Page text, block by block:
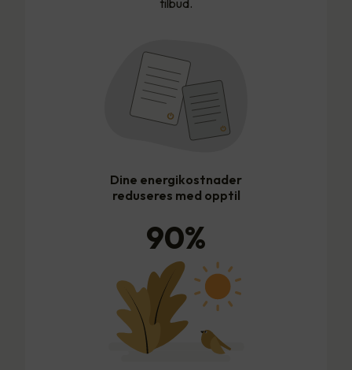
Dine energikostnader
reduseres med opptil
90%